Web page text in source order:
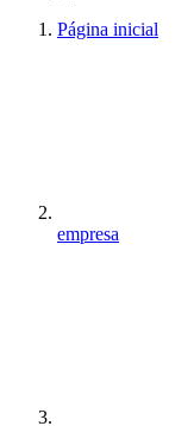
Página inicial
empresa